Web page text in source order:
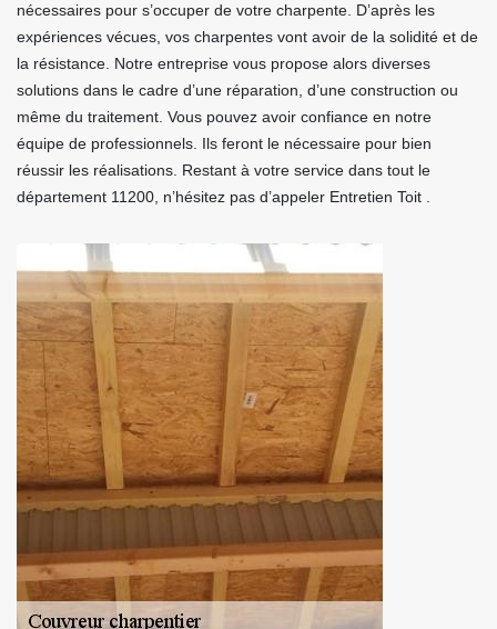
nécessaires pour s’occuper de votre charpente. D’après les
expériences vécues, vos charpentes vont avoir de la solidité et de
la résistance. Notre entreprise vous propose alors diverses
solutions dans le cadre d’une réparation, d’une construction ou
même du traitement. Vous pouvez avoir confiance en notre
équipe de professionnels. Ils feront le nécessaire pour bien
réussir les réalisations. Restant à votre service dans tout le
département 11200, n’hésitez pas d’appeler Entretien Toit .